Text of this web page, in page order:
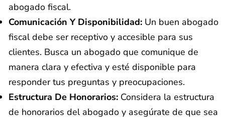
abogado fiscal.
Comunicación Y Disponibilidad: Un buen abogado
fiscal debe ser receptivo y accesible para sus
clientes. Busca un abogado que comunique de
manera clara y efectiva y esté disponible para
responder tus preguntas y preocupaciones.
Estructura De Honorarios: Considera la estructura
de honorarios del abogado y asegúrate de que sea